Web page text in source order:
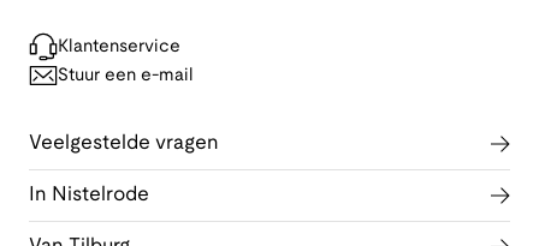
Klantenservice
Stuur een e-mail
Veelgestelde vragen
In Nistelrode